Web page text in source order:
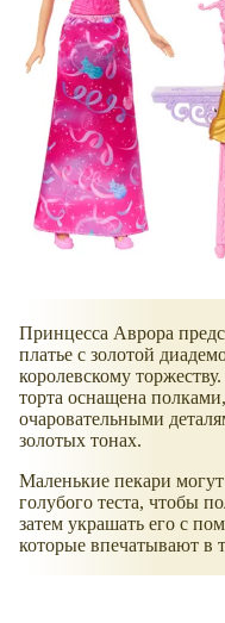
Принцесса Аврора
платье с золотой
королевскому
торта оснащена
очаровательными
золотых тонах.
Маленькие пекари
голубого теста, чтобы
затем украшать его с
которые впечатывают в